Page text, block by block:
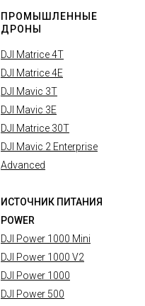
ПРОМЫШЛЕННЫЕ
ДРОНЫ
DJI Matrice 4T
DJI Matrice 4E
DJI Mavic 3T
DJI Mavic 3E
DJI Matrice 30T
DJI Mavic 2 Enterprise
Advanced
ИСТОЧНИК ПИТАНИЯ
POWER
DJI Power 1000 Mini
DJI Power 1000 V2
DJI Power 1000
DJI Power 500